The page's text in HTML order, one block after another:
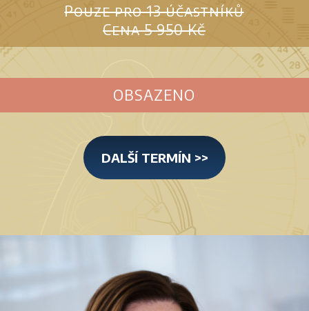
Pouze pro 13 účastníků
Cena 5 950 Kč
OBSAZENO
DALŠÍ TERMÍN >>